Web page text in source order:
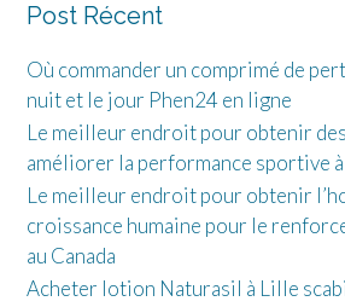
Post Récent
Où commander un comprimé de
nuit et le jour Phen24 en ligne
Le meilleur endroit pour obtenir
améliorer la performance sportive à
Le meilleur endroit pour obtenir
croissance humaine pour le
au Canada
Acheter lotion Naturasil à Lille